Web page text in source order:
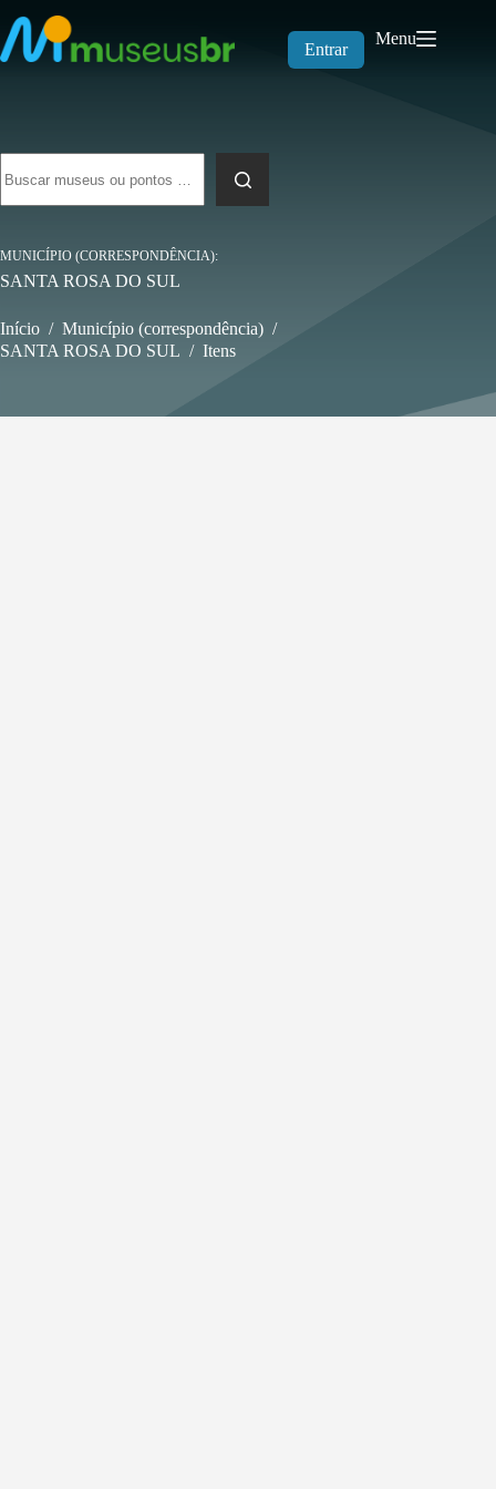
para
o
conteúdo
Entrar
Menu
resultados
MUNICÍPIO (CORRESPONDÊNCIA)
SANTA ROSA DO SUL
Início / Município (correspondência) /
SANTA ROSA DO SUL / Itens